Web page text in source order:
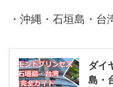
・沖縄・石垣島・台
ダイ
島・